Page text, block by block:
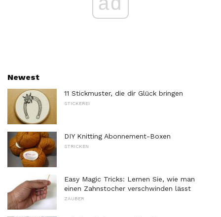
Newest
11 Stickmuster, die dir Glück bringen
STICKEREI
DIY Knitting Abonnement-Boxen
STRICKEN
Easy Magic Tricks: Lernen Sie, wie man
einen Zahnstocher verschwinden lässt
ZAUBER